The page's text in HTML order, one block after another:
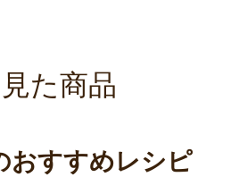
た商品
おすすめレシピ